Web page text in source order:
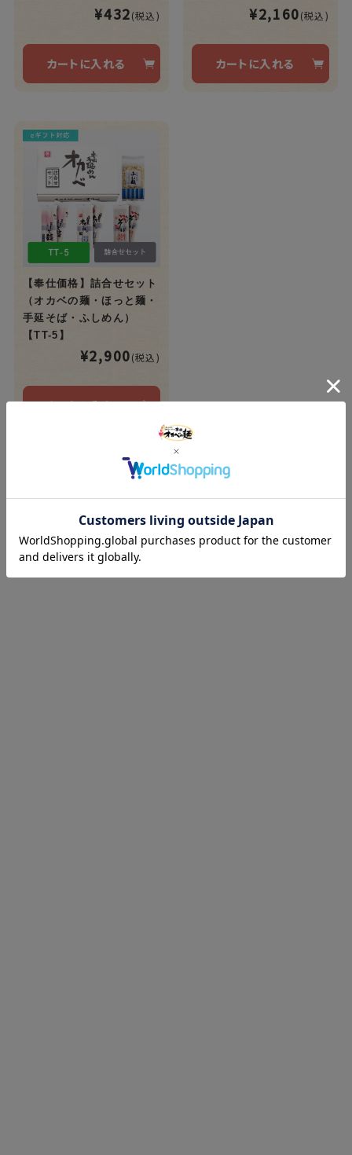
¥432(税込)
カートに入れる
¥2,160(税込)
カートに入れる
【奉仕価格】詰合せセット
（オカベの麺・ほっと麺・
手延そば・ふしめん）
【TT-5】
¥2,900(税込)
カートに入れる
5件中1件～5件を表示